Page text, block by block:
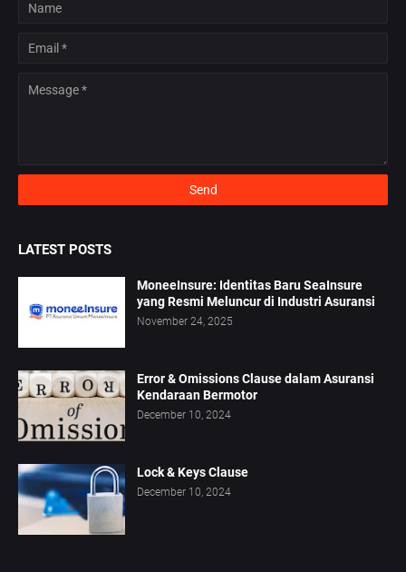
LATEST POSTS
MoneeInsure: Identitas Baru SeaInsure
yang Resmi Meluncur di Industri Asuransi
November 24, 2025
Error & Omissions Clause dalam Asuransi
Kendaraan Bermotor
December 10, 2024
Lock & Keys Clause
December 10, 2024